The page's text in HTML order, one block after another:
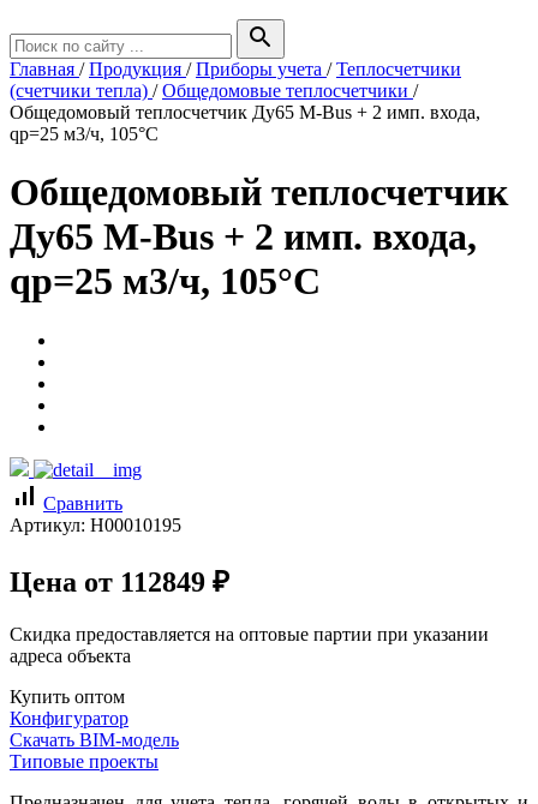
search
Главная /Продукция /Приборы учета /Теплосчетчики
(счетчики тепла) /Общедомовые теплосчетчики /
Общедомовый теплосчетчик Ду65 M-Bus + 2 имп. входа,
qp=25 м3/ч, 105°C
Общедомовый теплосчетчик
Ду65 M-Bus + 2 имп. входа,
qp=25 м3/ч, 105°C
signal_cellular_alt Сравнить
Артикул: Н00010195
Цена от 112849 ₽
Скидка предоставляется на оптовые партии при указании
адреса объекта
Купить оптом
Конфигуратор
Скачать BIM-модель
Типовые проекты